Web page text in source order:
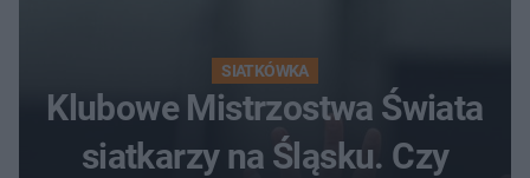
SIATKÓWKA
Klubowe Mistrzostwa Świata
siatkarzy na Śląsku. Czy